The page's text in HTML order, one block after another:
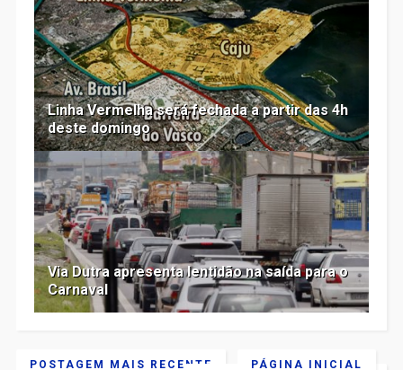
Linha Vermelha será fechada a partir das 4h
deste domingo
Via Dutra apresenta lentidão na saída para o
Carnaval
POSTAGEM MAIS RECENTE
PÁGINA INICIAL